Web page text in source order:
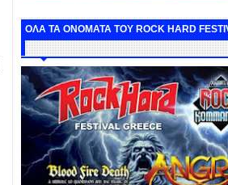
ΟΛΑ ΤΑ ΟΝΟΜΑΤΑ ΤΟΥ ROCK HARD